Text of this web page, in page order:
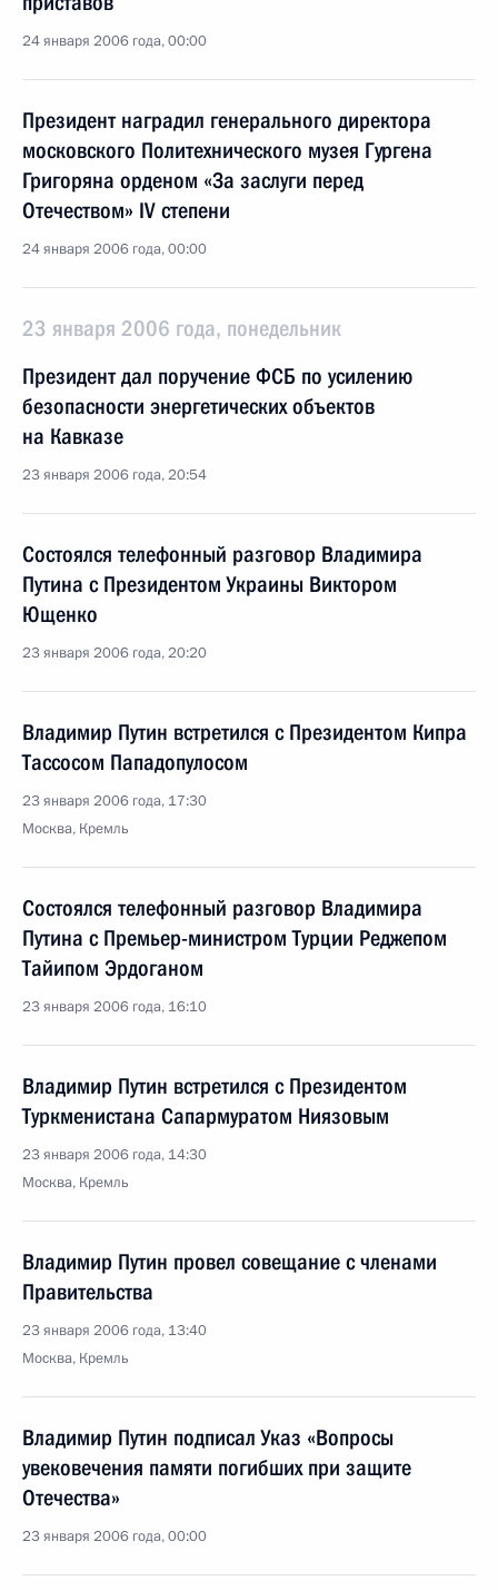
24 января 2006 года, 00:00
Президент наградил генерального директора
московского Политехнического музея Гургена
Григоряна орденом «За заслуги перед
Отечеством» IV степени
24 января 2006 года, 00:00
23 января 2006 года, понедельник
Президент дал поручение ФСБ по усилению
безопасности энергетических объектов
на Кавказе
23 января 2006 года, 20:54
Состоялся телефонный разговор Владимира
Путина с Президентом Украины Виктором
Ющенко
23 января 2006 года, 20:20
Владимир Путин встретился с Президентом Кипра
Тассосом Пападопулосом
23 января 2006 года, 17:30
Москва, Кремль
Состоялся телефонный разговор Владимира
Путина с Премьер-министром Турции Реджепом
Тайипом Эрдоганом
23 января 2006 года, 16:10
Владимир Путин встретился с Президентом
Туркменистана Сапармуратом Ниязовым
23 января 2006 года, 14:30
Москва, Кремль
Владимир Путин провел совещание с членами
Правительства
23 января 2006 года, 13:40
Москва, Кремль
Владимир Путин подписал Указ «Вопросы
увековечения памяти погибших при защите
Отечества»
23 января 2006 года, 00:00